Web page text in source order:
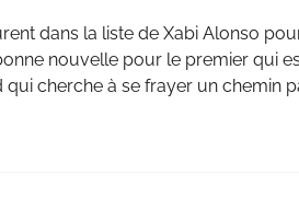
dans la liste de Xabi Alonso
nouvelle pour le premier qui
cherche à se frayer un chemin